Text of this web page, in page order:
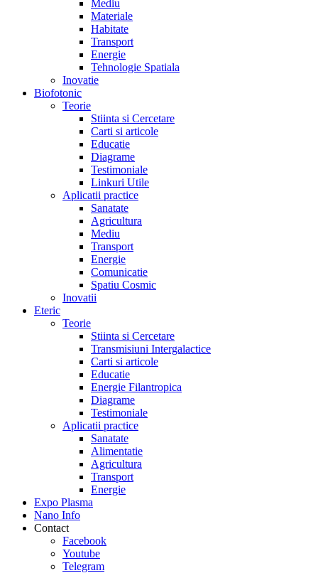
Mediu
Materiale
Habitate
Transport
Energie
Tehnologie Spatiala
Inovatie
Biofotonic
Teorie
Stiinta si Cercetare
Carti si articole
Educatie
Diagrame
Testimoniale
Linkuri Utile
Aplicatii practice
Sanatate
Agricultura
Mediu
Transport
Energie
Comunicatie
Spatiu Cosmic
Inovatii
Eteric
Teorie
Stiinta si Cercetare
Transmisiuni Intergalactice
Carti si articole
Educatie
Energie Filantropica
Diagrame
Testimoniale
Aplicatii practice
Sanatate
Alimentatie
Agricultura
Transport
Energie
Expo Plasma
Nano Info
Contact
Facebook
Youtube
Telegram